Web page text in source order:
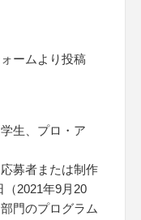
ームより投稿
生、プロ・ア
募者または制作
2021年9月20
門のプログラム